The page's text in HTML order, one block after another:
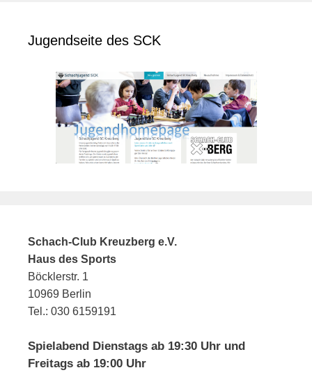
Jugendseite des SCK
Schach-Club Kreuzberg e.V.
Haus des Sports
Böcklerstr. 1
10969 Berlin
Tel.: 030 6159191
Spielabend Dienstags ab 19:30 Uhr und
Freitags ab 19:00 Uhr